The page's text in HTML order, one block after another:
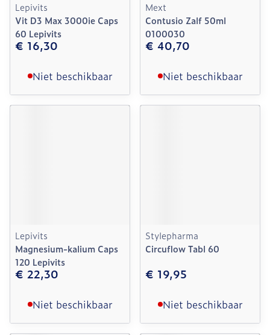
Lepivits
Vit D3 Max 3000ie Caps
60 Lepivits
€ 16,30
Niet beschikbaar
Mext
Contusio Zalf 50ml
0100030
€ 40,70
Niet beschikbaar
Lepivits
Magnesium-kalium Caps
120 Lepivits
€ 22,30
Niet beschikbaar
Stylepharma
Circuflow Tabl 60
€ 19,95
Niet beschikbaar